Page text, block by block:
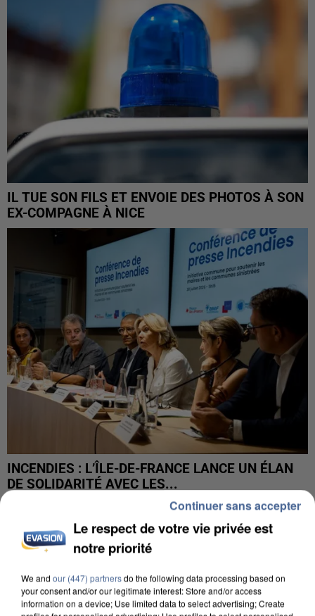
IL TUE SON FILS ET ENVOIE DES PHOTOS À SON
EX-COMPAGNE À NICE
INCENDIES : L’ÎLE-DE-FRANCE LANCE UN ÉLAN
DE SOLIDARITÉ AVEC LES...
Le respect de votre vie privée est
notre priorité
We and our (447) partnersdo the following data processing based on
your consent and/or our legitimate interest: Store and/or access
information on a device; Use limited data to select advertising; Create
Continuer sans accepter